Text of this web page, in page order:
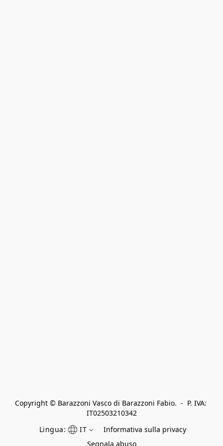
Copyright © Barazzoni Vasco di Barazzoni Fabio.  -  P. IVA:
IT02503210342
Lingua:
IT
Informativa sulla privacy
Segnala abuso